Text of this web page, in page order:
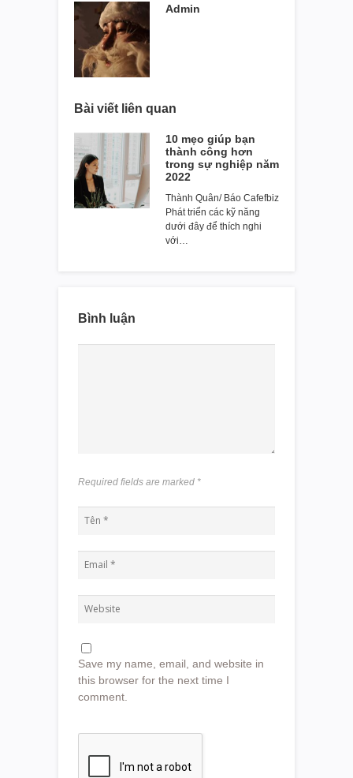
Admin
Bài viết liên quan
10 mẹo giúp bạn
thành công hơn
trong sự nghiệp năm
2022
Thành Quân/ Báo Cafefbiz
Phát triển các kỹ năng
dưới đây để thích nghi
với…
Bình luận
Required fields are marked *
Save my name, email, and website in
this browser for the next time I
comment.